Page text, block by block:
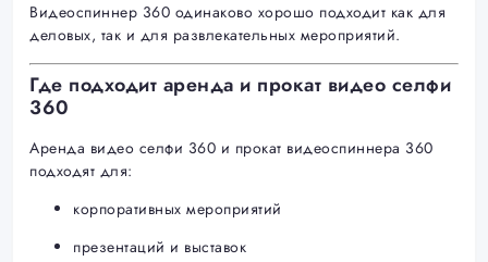
Видеоспиннер 360 одинаково хорошо подходит как для
деловых, так и для развлекательных мероприятий.
Где подходит аренда и прокат видео селфи
360
Аренда видео селфи 360 и прокат видеоспиннера 360
подходят для:
корпоративных мероприятий
презентаций и выставок